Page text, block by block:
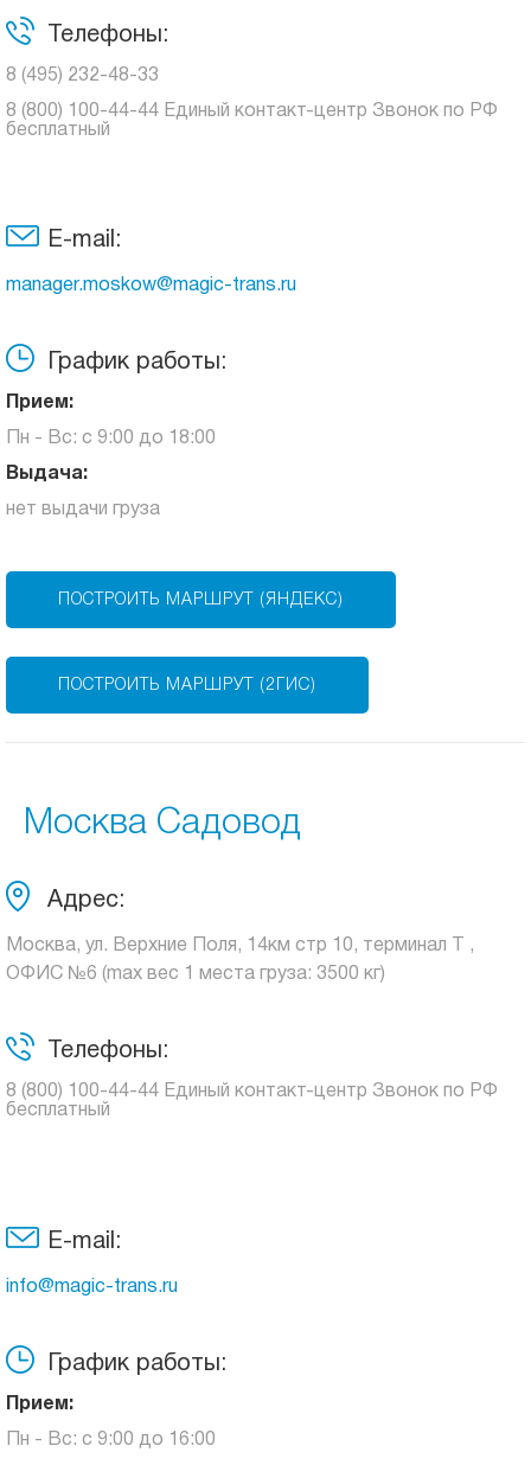
Телефоны:
8 (495) 232-48-33
8 (800) 100-44-44 Единый контакт-центр Звонок по РФ
бесплатный
E-mail:
manager.moskow@magic-trans.ru
График работы:
Прием:
Пн - Вс: с 9:00 до 18:00
Выдача:
нет выдачи груза
ПОСТРОИТЬ МАРШРУТ (ЯНДЕКС)
ПОСТРОИТЬ МАРШРУТ (2ГИС)
Москва Садовод
Адрес:
Москва, ул. Верхние Поля, 14км стр 10, терминал Т ,
ОФИС №6 (max вес 1 места груза: 3500 кг)
Телефоны:
8 (800) 100-44-44 Единый контакт-центр Звонок по РФ
бесплатный
E-mail:
info@magic-trans.ru
График работы:
Прием:
Пн - Вс: с 9:00 до 16:00